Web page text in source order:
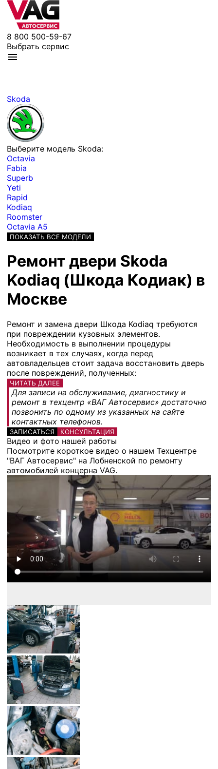
8 800 500-59-67
Выбрать сервис
Skoda
Выберите модель Skoda:
Octavia
Fabia
Superb
Yeti
Rapid
Kodiaq
Roomster
Octavia A5
ПОКАЗАТЬ ВСЕ МОДЕЛИ
Ремонт двери Skoda
Kodiaq (Шкода Кодиак) в
Москве
Ремонт и замена двери Шкода Kodiaq требуются
при повреждении кузовных элементов.
Необходимость в выполнении процедуры
возникает в тех случаях, когда перед
автовладельцев стоит задача восстановить дверь
после повреждений, полученных:
ЧИТАТЬ ДАЛЕЕ
Для записи на обслуживание, диагностику и
ремонт в техцентр «ВАГ Автосервис» достаточно
позвонить по одному из указанных на сайте
контактных телефонов.
ЗАПИСАТЬСЯ КОНСУЛЬТАЦИЯ
Видео и фото нашей работы
Посмотрите короткое видео о нашем Техцентре
"ВАГ Автосервис" на Лобненской по ремонту
автомобилей концерна VAG.